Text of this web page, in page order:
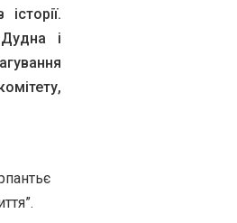
і